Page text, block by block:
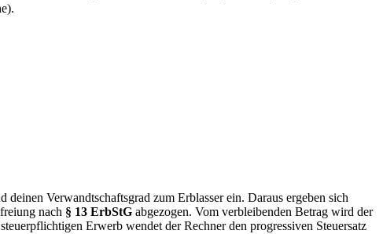
.
Verwandtschaftsgrad zum Erblasser ein. Daraus ergeben sich
nach § 13 ErbStG abgezogen. Vom verbleibenden Betrag wird der
Erwerb wendet der Rechner den progressiven Steuersatz